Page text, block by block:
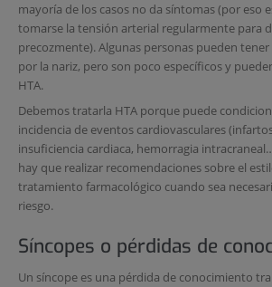
mayoría de los casos no da síntomas (por eso
tomarse la tensión arterial regularmente para
precozmente). Algunas personas pueden tener
por la nariz, pero son poco específicos y
HTA.
Debemos tratarla HTA porque puede
incidencia de eventos cardiovasculares
insuficiencia cardiaca, hemorragia
hay que realizar recomendaciones sobre el
tratamiento farmacológico cuando sea
riesgo.
Síncopes o pérdidas de
Un síncope es una pérdida de conocimiento